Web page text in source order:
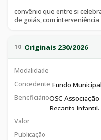
convênio que entre si
de goiás, com
amador neste município.
10 Originais 230/2026
Modalidade
Concedente Fundo
BeneficiárioOSC
Recanto Infantil.
Valor
Publicação